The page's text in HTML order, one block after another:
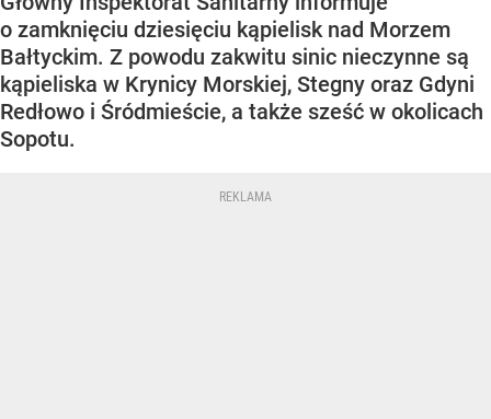
o zamknięciu dziesięciu kąpielisk nad Morzem
Bałtyckim. Z powodu zakwitu sinic nieczynne są
kąpieliska w Krynicy Morskiej, Stegny oraz Gdyni
Redłowo i Śródmieście, a także sześć w okolicach
Sopotu.